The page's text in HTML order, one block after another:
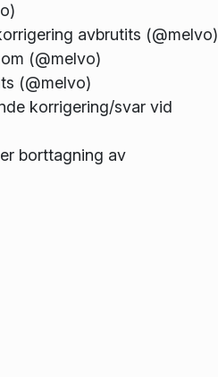
avbrutits (@melvo)
(@melvo)
(@melvo)
korrigering/svar vid
borttagning av